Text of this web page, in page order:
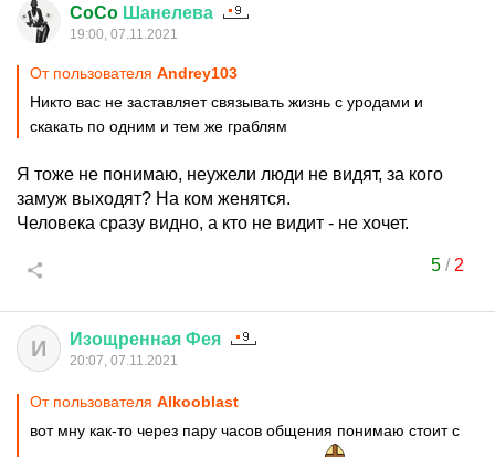
CoCo Шанелева
19:00, 07.11.2021
От пользователя Andrey103
Никто вас не заставляет связывать жизнь с уродами и
скакать по одним и тем же граблям
Я тоже не понимаю, неужели люди не видят, за кого
замуж выходят? На ком женятся.
Человека сразу видно, а кто не видит - не хочет.
5/ 2
И Изощренная Фея
20:07, 07.11.2021
От пользователя Alkooblast
вот мну как-то через пару часов общения понимаю стоит с